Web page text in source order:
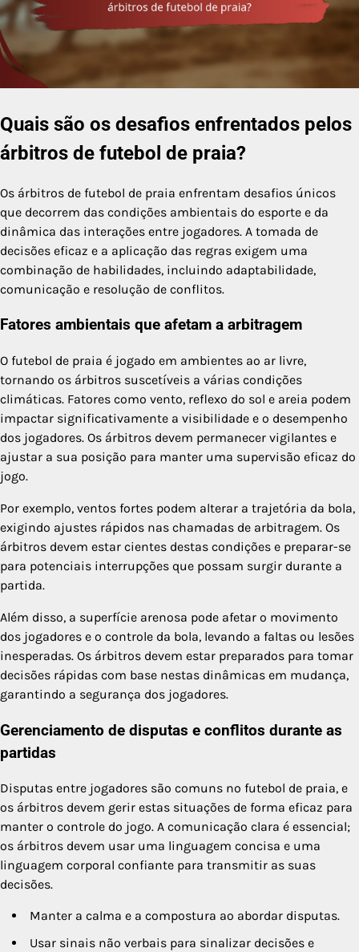
Quais são os desafios enfrentados pelos
árbitros de futebol de praia?
Os árbitros de futebol de praia enfrentam desafios únicos
que decorrem das condições ambientais do esporte e da
dinâmica das interações entre jogadores. A tomada de
decisões eficaz e a aplicação das regras exigem uma
combinação de habilidades, incluindo adaptabilidade,
comunicação e resolução de conflitos.
Fatores ambientais que afetam a arbitragem
O futebol de praia é jogado em ambientes ao ar livre,
tornando os árbitros suscetíveis a várias condições
climáticas. Fatores como vento, reflexo do sol e areia podem
impactar significativamente a visibilidade e o desempenho
dos jogadores. Os árbitros devem permanecer vigilantes e
ajustar a sua posição para manter uma supervisão eficaz do
jogo.
Por exemplo, ventos fortes podem alterar a trajetória da bola,
exigindo ajustes rápidos nas chamadas de arbitragem. Os
árbitros devem estar cientes destas condições e preparar-se
para potenciais interrupções que possam surgir durante a
partida.
Além disso, a superfície arenosa pode afetar o movimento
dos jogadores e o controle da bola, levando a faltas ou lesões
inesperadas. Os árbitros devem estar preparados para tomar
decisões rápidas com base nestas dinâmicas em mudança,
garantindo a segurança dos jogadores.
Gerenciamento de disputas e conflitos durante as
partidas
Disputas entre jogadores são comuns no futebol de praia, e
os árbitros devem gerir estas situações de forma eficaz para
manter o controle do jogo. A comunicação clara é essencial;
os árbitros devem usar uma linguagem concisa e uma
linguagem corporal confiante para transmitir as suas
decisões.
Manter a calma e a compostura ao abordar disputas.
Usar sinais não verbais para sinalizar decisões e